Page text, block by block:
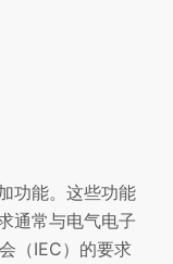
功能。这些功能
通常与电气电子
（IEC）的要求